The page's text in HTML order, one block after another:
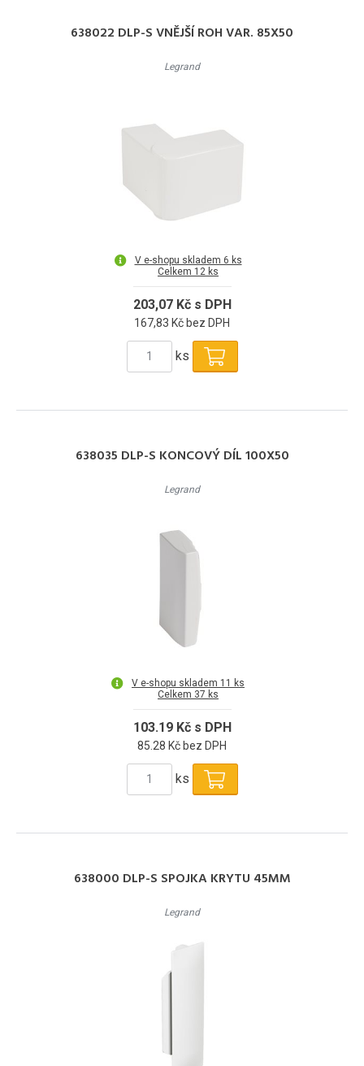
638022 DLP-S VNĚJŠÍ ROH VAR. 85X50
Legrand
V e-shopu skladem 6 ks
Celkem 12 ks
203,07 Kč s DPH
167,83 Kč bez DPH
ks
638035 DLP-S KONCOVÝ DÍL 100X50
Legrand
V e-shopu skladem 11 ks
Celkem 37 ks
103.19 Kč s DPH
85.28 Kč bez DPH
ks
638000 DLP-S SPOJKA KRYTU 45MM
Legrand